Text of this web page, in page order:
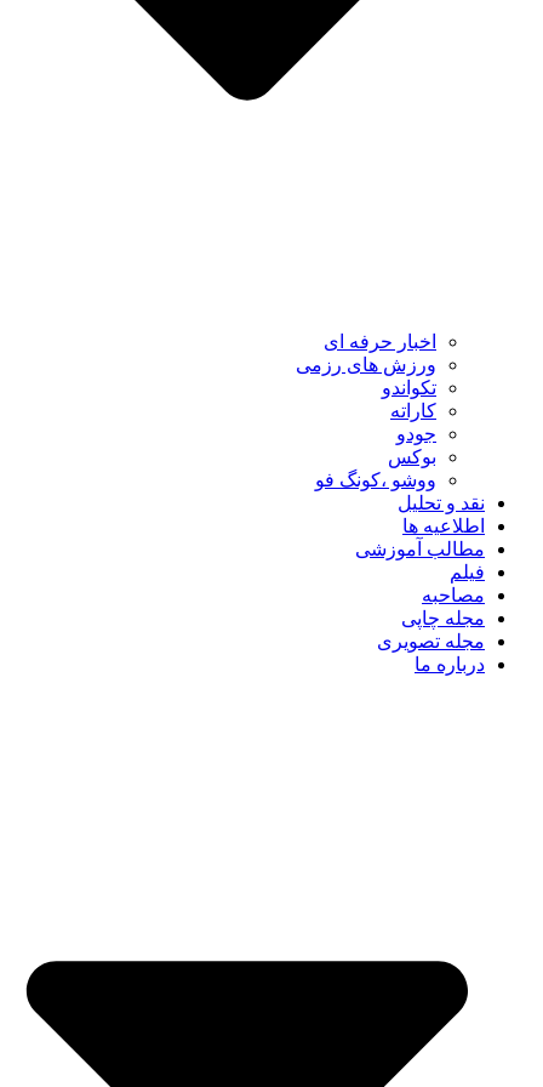
اخبار حرفه ای
ورزش های رزمی
تکواندو
کاراته
جودو
بوکس
ووشو ،کونگ فو
نقد و تحلیل
اطلاعیه ها
مطالب آموزشی
فیلم
مصاحبه
مجله چاپی
مجله تصویری
درباره ما